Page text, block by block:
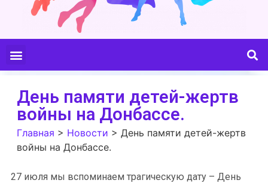
День памяти детей-жертв
войны на Донбассе.
Главная > Новости > День памяти детей-жертв
войны на Донбассе.
27 июля мы вспоминаем трагическую дату – День